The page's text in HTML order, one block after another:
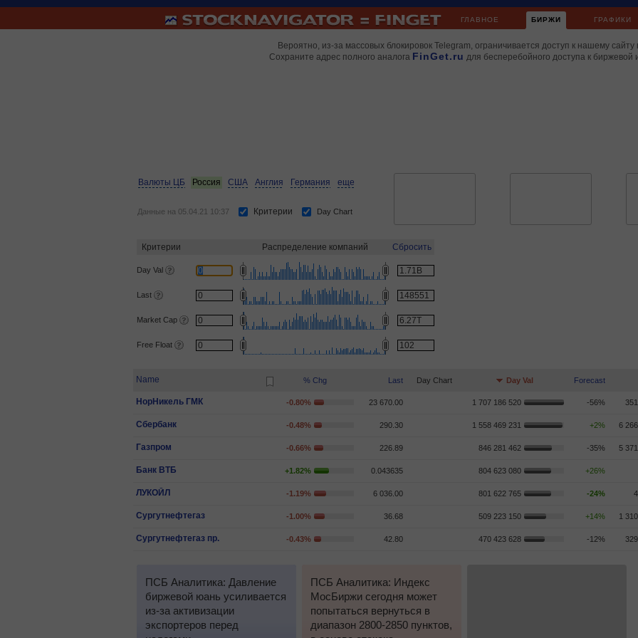
ГЛАВНОЕ БИРЖИ ГРАФИКИ
Вероятно, из-за массовых блокировок Telegram, ограничивается доступ к нашему сайту
Сохраните адрес полного аналога FinGet.ru для бесперебойного доступа к
Валюты ЦБ Россия США Англия Германия еще
Данные на 05.04.21 10:37 Критерии Day Chart
Критерии Распределение компаний Сбросить
Day Val
Last
Market Cap
Free Float
Name % Chg Last Day Chart Day Val Forecast
НорНикель ГМК -0.80% 23 670.00 1 707 186 520 -56%
Сбербанк -0.48% 290.30 1 558 469 231 +2% 6
Газпром -0.66% 226.89 846 281 462 -35% 5
Банк ВТБ +1.82% 0.043635 804 623 080 +26%
ЛУКОЙЛ -1.19% 6 036.00 801 622 765 -24%
Сургутнефтегаз -1.00% 36.68 509 223 150 +14% 1
Сургутнефтегаз пр. -0.43% 42.80 470 423 628 -12%
ПСБ Аналитика: Давление
биржевой юань усиливается
из-за активизации
экспортеров перед
ПСБ Аналитика: Индекс
МосБиржи сегодня может
попытаться вернуться в
диапазон 2800-2850 пунктов,